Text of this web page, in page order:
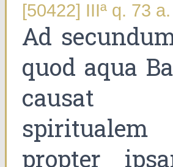
[50422] IIIª q. 73
Ad
quod aqua
causat
propter